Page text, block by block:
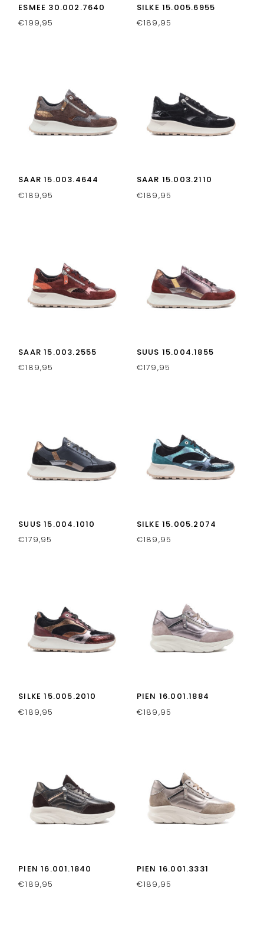
ESMEE 30.002.7640
€199,95
SILKE 15.005.6955
€189,95
SAAR 15.003.4644
€189,95
SAAR 15.003.2110
€189,95
SAAR 15.003.2555
€189,95
SUUS 15.004.1855
€179,95
SUUS 15.004.1010
€179,95
SILKE 15.005.2074
€189,95
SILKE 15.005.2010
€189,95
PIEN 16.001.1884
€189,95
PIEN 16.001.1840
€189,95
PIEN 16.001.3331
€189,95